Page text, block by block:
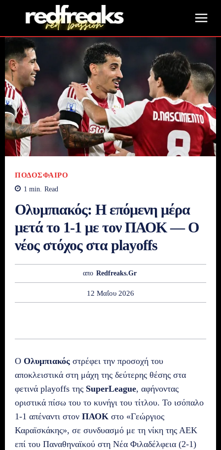
ΠΟΔΌΣΦΑΙΡΟ
1 min. Read
Ολυμπιακός: Η επόμενη μέρα
μετά το 1-1 με τον ΠΑΟΚ — Ο
νέος στόχος στα playoffs
απο Redfreaks.gr
12 Μαΐου 2026
Ο Ολυμπιακός στρέφει την προσοχή του
αποκλειστικά στη μάχη της δεύτερης θέσης στα
φετινά playoffs της SuperLeague, αφήνοντας
οριστικά πίσω του το κυνήγι του τίτλου. Το ισόπαλο
1-1 απέναντι στον ΠΑΟΚ στο «Γεώργιος
Καραϊσκάκης», σε συνδυασμό με τη νίκη της ΑΕΚ
επί του Παναθηναϊκού στη Νέα Φιλαδέλφεια (2-1)